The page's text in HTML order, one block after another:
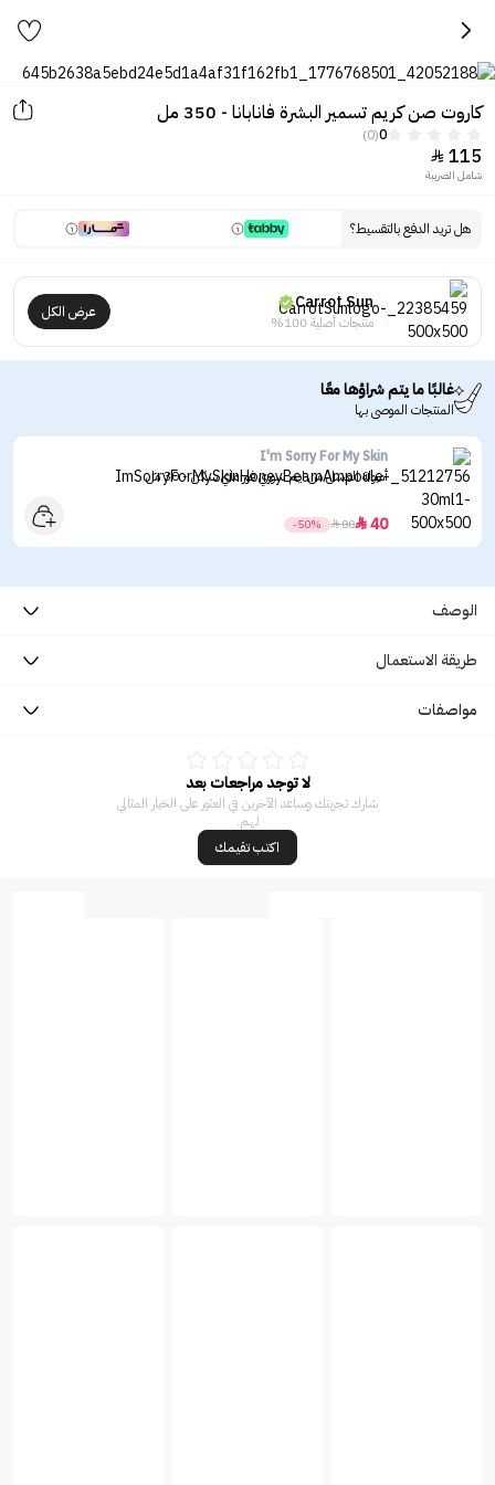
كاروت صن كريم تسمير البشرة فانابانا - 350 مل
0
(0)
115

شامل الضريبة
هل تريد الدفع بالتقسيط؟
Carrot Sun
منتجات أصلية 100%
عرض الكل
غالبًا ما يتم شراؤها معًا
المنتجات الموصى بها
I'm Sorry For My Skin
أمبولة العسل من ايم سوري فور ماي سكن - 30 مل
40

80

-50%
الوصف
طريقة الاستعمال
مواصفات
لا توجد مراجعات بعد
شارك تجربتك وساعد الآخرين في العثور على الخيار المثالي
لهم.
اكتب تقيمك